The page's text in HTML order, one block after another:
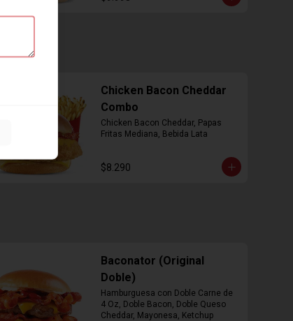
Chicken Bacon Cheddar
Combo
Chicken Bacon Cheddar, Papas
Fritas Mediana, Bebida Lata
$8.290
Baconator (Original
Doble)
Hamburguesa con Doble Carne de
4 Oz, Doble Bacon, Doble Queso
Cheddar, Mayonesa, Ketchup